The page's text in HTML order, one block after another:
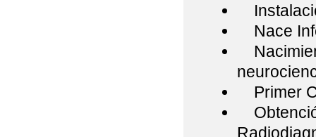
Nace
Primer